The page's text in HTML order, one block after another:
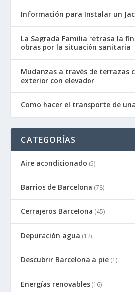
Información para Instalar un
La Sagrada Familia retrasa la
obras por la situación sanitaria
Mudanzas a través de terrazas
exterior con elevador
Como hacer el transporte de
CATEGORÍAS
Aire acondicionado (5)
Barrios de Barcelona (78)
Cerrajeros Barcelona (45)
Depuración agua (12)
Descubrir Barcelona a pie (1)
Energías renovables (16)